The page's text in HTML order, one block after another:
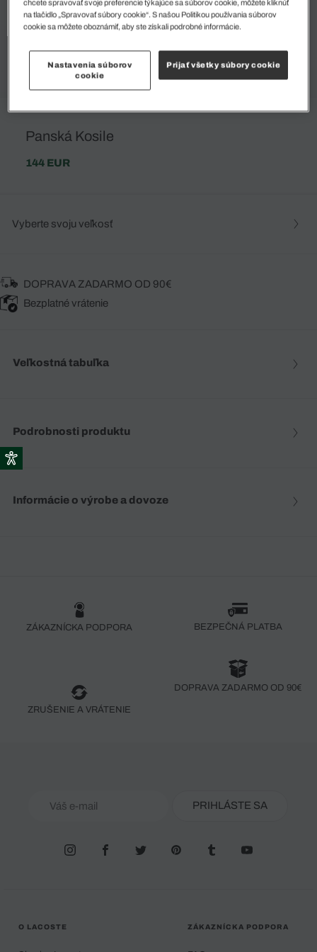
Panská Kosile
144 EUR
Vyberte svoju veľkosť
DOPRAVA ZADARMO OD 90€
Bezplatné vrátenie
Veľkostná tabuľka
Podrobnosti produktu
Informácie o výrobe a dovoze
ZÁKAZNÍCKA PODPORA BEZPEČNÁ PLATBA
ZRUŠENIE A VRÁTENIE
DOPRAVA ZADARMO OD 90€
PRIHLÁSTE SA
O LACOSTE ZÁKAZNÍCKA PODPORA
chcete spravovať svoje preferencie týkajúce sa súborov cookie, môžete kliknúť
na tlačidlo „Spravovať súbory cookie“. S našou Politikou používania súborov
cookie sa môžete oboznámiť, aby ste získali podrobné informácie.
Nastavenia súborov
cookie
Prijať všetky súbory cookie